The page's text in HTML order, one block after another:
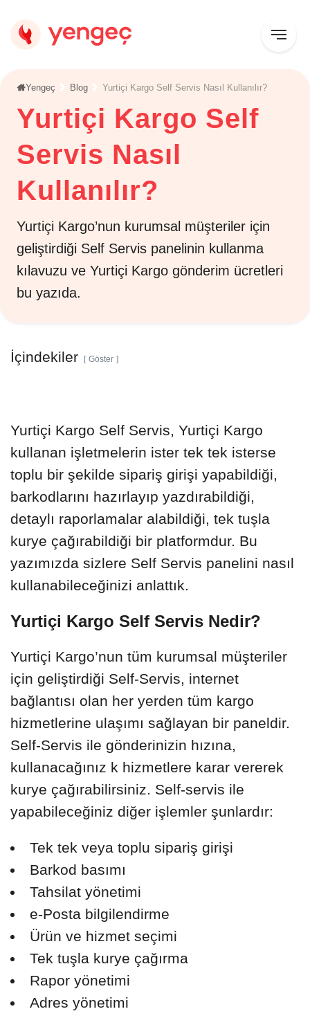
Yengeç Blog Yurtiçi Kargo Self Servis Nasıl Kullanılır?
Yurtiçi Kargo Self
Servis Nasıl
Kullanılır?
Yurtiçi Kargo’nun kurumsal müşteriler için
geliştirdiği Self Servis panelinin kullanma
kılavuzu ve Yurtiçi Kargo gönderim ücretleri
bu yazıda.
Yurtiçi Kargo Self Servis, Yurtiçi Kargo
kullanan işletmelerin ister tek tek isterse
toplu bir şekilde sipariş girişi yapabildiği,
barkodlarını hazırlayıp yazdırabildiği,
detaylı raporlamalar alabildiği, tek tuşla
kurye çağırabildiği bir platformdur. Bu
yazımızda sizlere Self Servis panelini nasıl
kullanabileceğinizi anlattık.
Yurtiçi Kargo Self Servis Nedir?
Yurtiçi Kargo’nun tüm kurumsal müşteriler
için geliştirdiği Self-Servis, internet
bağlantısı olan her yerden tüm kargo
hizmetlerine ulaşımı sağlayan bir paneldir.
Self-Servis ile gönderinizin hızına,
kullanacağınız k hizmetlere karar vererek
kurye çağırabilirsiniz. Self-servis ile
yapabileceğiniz diğer işlemler şunlardır:
Tek tek veya toplu sipariş girişi
Barkod basımı
Tahsilat yönetimi
e-Posta bilgilendirme
Ürün ve hizmet seçimi
Tek tuşla kurye çağırma
Rapor yönetimi
Adres yönetimi
İçindekiler Göster